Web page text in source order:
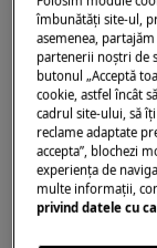
Ridicați ușor
control.
Mutați-l spre
2.1
îmbunătăţi site-ul,
asemenea,
partenerii noștri de
butonul „Acceptă
cookie, astfel încât
cadrul site-ului, să
reclame adaptate
accepta”, blochezi
experienţa de
multe informaţii,
privind datele cu